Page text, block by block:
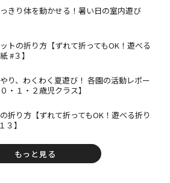
きり体を動かせる！暑い日の室内遊び
トの折り方【ずれて折ってもOK！遊べる
#３】
り、わくわく夏遊び！ 各園の活動レポー
・１・２歳児クラス】
折り方【ずれて折ってもOK！遊べる折り
３】
もっと見る